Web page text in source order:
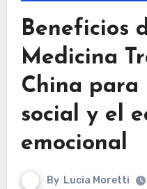
Beneficios
Medicina
China para
social y el
emocional
By Lucia Moretti